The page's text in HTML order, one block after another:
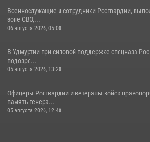
Военнослужащие и сотрудники Росгвардии,
зоне СВО,...
06 августа 2026, 05:00
В Удмуртии при силовой поддержке спецназа
подозре...
05 августа 2026, 13:20
Офицеры Росгвардии и ветераны войск
память генера...
05 августа 2026, 12:40